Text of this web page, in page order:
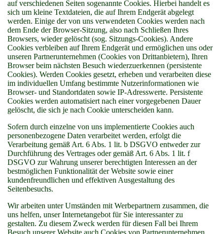
auf verschiedenen Seiten sogenannte Cookies. Hierbei handelt es
sich um kleine Textdateien, die auf Ihrem Endgerät abgelegt
werden. Einige der von uns verwendeten Cookies werden nach
dem Ende der Browser-Sitzung, also nach Schließen Ihres
Browsers, wieder gelöscht (sog. Sitzungs-Cookies). Andere
Cookies verbleiben auf Ihrem Endgerät und ermöglichen uns oder
unseren Partnerunternehmen (Cookies von Drittanbietern), Ihren
Browser beim nächsten Besuch wiederzuerkennen (persistente
Cookies). Werden Cookies gesetzt, erheben und verarbeiten diese
im individuellen Umfang bestimmte Nutzerinformationen wie
Browser- und Standortdaten sowie IP-Adresswerte. Persistente
Cookies werden automatisiert nach einer vorgegebenen Dauer
gelöscht, die sich je nach Cookie unterscheiden kann.
Sofern durch einzelne von uns implementierte Cookies auch
personenbezogene Daten verarbeitet werden, erfolgt die
Verarbeitung gemäß Art. 6 Abs. 1 lit. b DSGVO entweder zur
Durchführung des Vertrages oder gemäß Art. 6 Abs. 1 lit. f
DSGVO zur Wahrung unserer berechtigten Interessen an der
bestmöglichen Funktionalität der Website sowie einer
kundenfreundlichen und effektiven Ausgestaltung des
Seitenbesuchs.
Wir arbeiten unter Umständen mit Werbepartnern zusammen, die
uns helfen, unser Internetangebot für Sie interessanter zu
gestalten. Zu diesem Zweck werden für diesen Fall bei Ihrem
Besuch unserer Website auch Cookies von Partnerunternehmen